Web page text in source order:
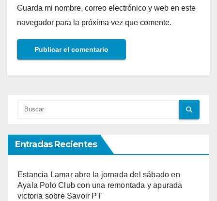
Guarda mi nombre, correo electrónico y web en este
navegador para la próxima vez que comente.
Entradas Recientes
Estancia Lamar abre la jornada del sábado en
Ayala Polo Club con una remontada y apurada
victoria sobre Savoir PT